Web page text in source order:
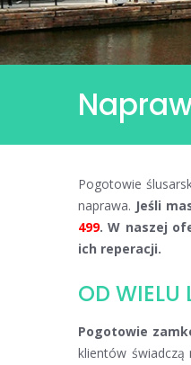
Pogotowie
naprawa. Jeśli
499. W naszej
ich reperacji.
OD WIELU
Pogotowie
klientów świadczą